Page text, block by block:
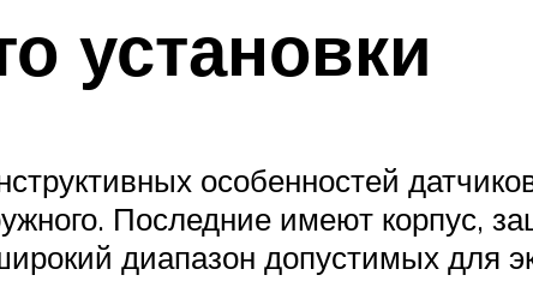
установки
особенностей
Последние имеют корпус,
диапазон допустимых для